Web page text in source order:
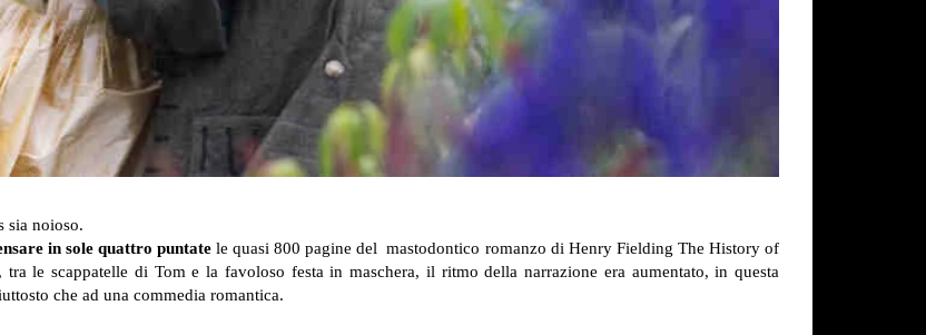
sia noioso.
in sole quattro puntatele quasi 800 pagine del mastodontico romanzo di Henry Fielding The History of
, tra le scappatelle di Tom e la favoloso festa in maschera, il ritmo della narrazione era aumentato, in questa
che ad una commedia romantica.